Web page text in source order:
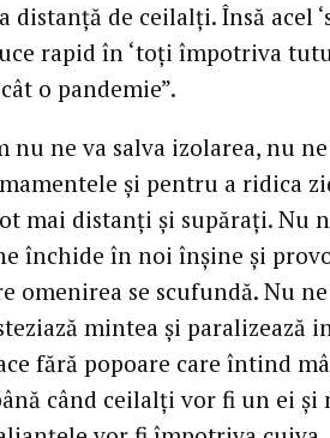
de ceilalți. Însă acel
rapid în ‘toți împotriva
o pandemie”.
ne va salva izolarea, nu
și pentru a ridica
mai distanți și supărați. Nu
închide în noi înșine și
omenirea se scufundă. Nu
mintea și paralizează
fără popoare care întind
când ceilalți vor fi un ei și